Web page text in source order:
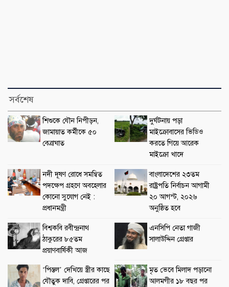
সর্বশেষ
শিশুকে যৌন নিপীড়ন,
জামায়াত কর্মীকে ৫০
বেত্রাঘাত
দুর্ঘটনায় পড়া
মাইক্রোবাসের ভিডিও
করতে গিয়ে আরেক
মাইক্রো খাদে
নদী দূষণ রোধে সমন্বিত
পদক্ষেপ গ্রহণে অবহেলার
কোনো সুযোগ নেই :
প্রধানমন্ত্রী
বাংলাদেশের ২৩তম
রাষ্ট্রপতি নির্বাচন আগামী
২০ আগস্ট, ২০২৬
অনুষ্ঠিত হবে
বিশ্বকবি রবীন্দ্রনাথ
ঠাকুরের ৮৫তম
প্রয়াণবার্ষিকী আজ
এনসিপি নেতা গাজী
সালাউদ্দিন গ্রেপ্তার
‘পিস্তল’ দেখিয়ে স্ত্রীর কাছে
যৌতুক দাবি, গ্রেপ্তারের পর
মৃত ভেবে মিলাদ পড়ানো
আলমগীর ১৮ বছর পর